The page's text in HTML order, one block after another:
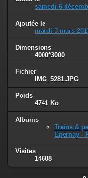
samedi 6
Ajoutée le
mardi 3 mars
Dimensions
4000*3000
Fichier
IMG_5281.JPG
Poids
4741 Ko
Albums
Trains &
Epernay -
Visites
14608